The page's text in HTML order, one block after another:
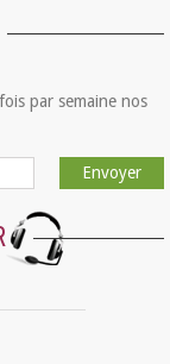
par semaine nos
Envoyer